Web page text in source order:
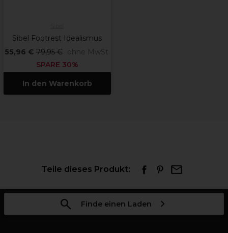
Sibel Footrest Idealismus
55,96 € 79,95 €
ohne MwSt.
SPARE 30%
In den Warenkorb
Teile dieses Produkt:
Finde einen Laden